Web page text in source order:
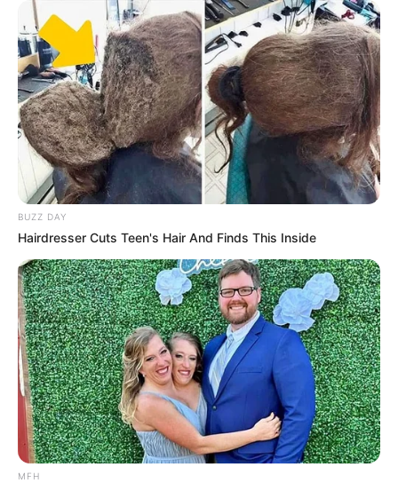
Τα αμερικανικά μέσα ενημέρωσης υπέθεσαν ότι η
αντίδραση πυροδοτήθηκε από πρόσφατο άρθρο των New
York Times που περιέγραφε λεπτομερώς αυτό που
περιέγραφε ως«περίπλοκη»φιλία μεταξύ του Τραμπ και
του εκλιπόντος χρηματιστή και καταδικασμένου για
σεξουαλικά αδικήματα Τζέφρι Έπσταϊν. Το ρεπορτάζ
ανέφερε ότι το ζευγάρι«δέθηκε λόγω της επιδίωξης
γυναικών».Υλικό από την περιουσία του Έπσταϊν
δημοσιοποιείται παράλληλα από το Κογκρέσο και το
Υπουργείο Δικαιοσύνης. Ο Τραμπ έχει επανειλημμένα
χαρακτηρίσει την αφήγηση ότι ορισμένα αρχεία θα
μπορούσαν να τον βλάψουν«φάρσα» των
BUZZ DAY
Hairdresser Cuts Teen's Hair And Finds This Inside
MFH